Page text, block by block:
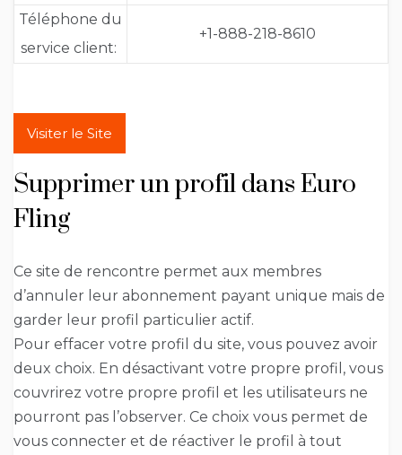
Téléphone du
service client:
+1-888-218-8610
Visiter le Site
Supprimer un profil dans Euro
Fling
Ce site de rencontre permet aux membres
d’annuler leur abonnement payant unique mais de
garder leur profil particulier actif.
Pour effacer votre profil du site, vous pouvez avoir
deux choix. En désactivant votre propre profil, vous
couvrirez votre propre profil et les utilisateurs ne
pourront pas l’observer. Ce choix vous permet de
vous connecter et de réactiver le profil à tout